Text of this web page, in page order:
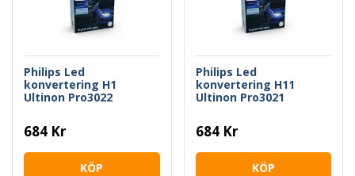
Philips Led
konvertering H1
Ultinon Pro3022
684 Kr
KÖP
Philips Led
konvertering H11
Ultinon Pro3021
684 Kr
KÖP